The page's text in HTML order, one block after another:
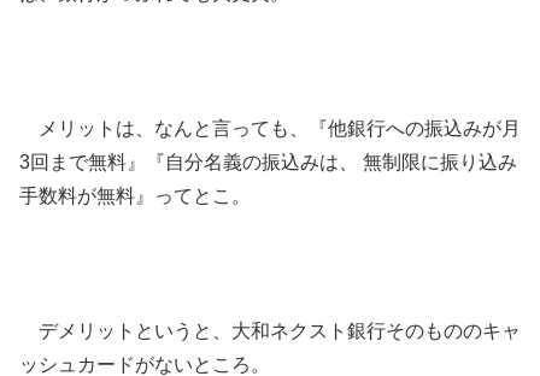
メリットは、なんと言っても、『他銀行への振込みが月
3回まで無料』『自分名義の振込みは、 無制限に振り込み
手数料が無料』ってとこ。
デメリットというと、大和ネクスト銀行そのもののキャ
ッシュカードがないところ。